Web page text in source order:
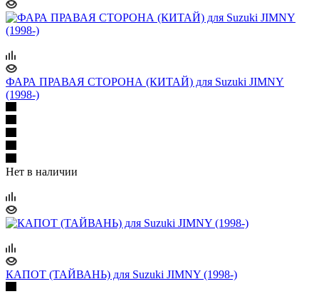
ФАРА ПРАВАЯ СТОРОНА (КИТАЙ) для Suzuki JIMNY
(1998-)
Нет в наличии
КАПОТ (ТАЙВАНЬ) для Suzuki JIMNY (1998-)